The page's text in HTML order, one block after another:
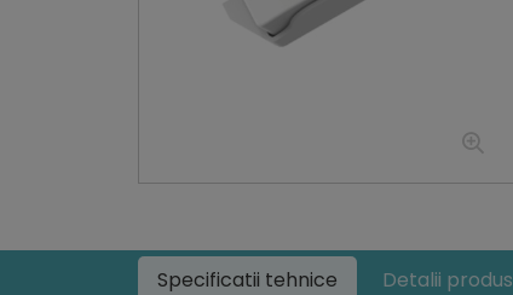
Specificatii tehnice Detalii produs